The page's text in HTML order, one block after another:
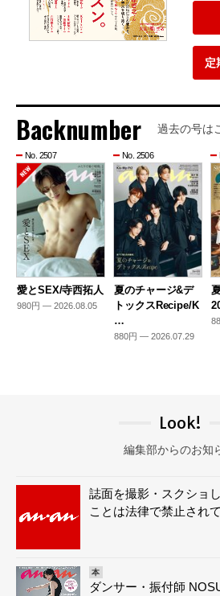
定
Backnumber 過去の号は
No. 2507
愛とSEX/寺西拓人
980円 — 2026.08.05
No. 2506
夏のチャージ&デ
トックスRecipe/K
…
880円 — 2026.07.29
Look!
編集部からのお知
誌面を撮影・スクショ
ことは法律で禁止されて
本
ダンサー・振付師